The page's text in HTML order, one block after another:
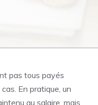
pas tous payés
En pratique, un
au salaire, mais